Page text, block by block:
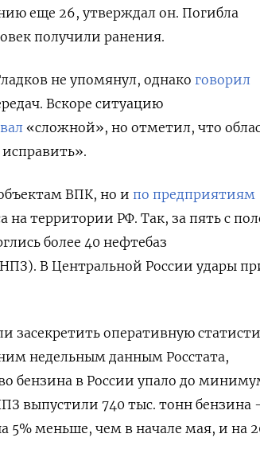
еще 26, утверждал он. Погибла
получили ранения.
не упомянул, однако говорил
Вскоре ситуацию
«сложной», но отметил, что
ВПК, но и по предприятиям
на территории РФ. Так, за пять с
более 40 нефтебаз
В Центральной России удары
засекретить оперативную
недельным данным Росстата,
бензина в России упало до
выпустили 740 тыс. тонн бензина
5% меньше, чем в начале мая, и на